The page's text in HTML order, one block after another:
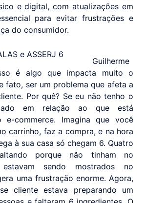
e digital, com atualizações em
para evitar frustrações e
do consumidor.
Guilherme
é algo que impacta muito o
fato, ser um problema que afeta a
Por quê? Se eu não tenho o
em relação ao que está
e-commerce. Imagina que você
carrinho, faz a compra, e na hora
à sua casa só chegam 6. Quatro
porque não tinham no
sendo mostrados no
uma frustração enorme. Agora,
cliente estava preparando um